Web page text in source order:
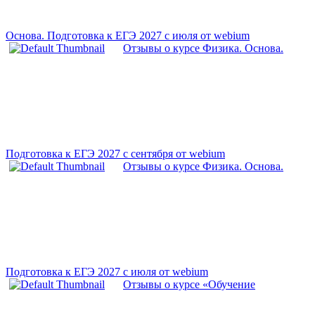
Основа. Подготовка к ЕГЭ 2027 с июля от webium
Отзывы о курсе Физика. Основа.
Подготовка к ЕГЭ 2027 с сентября от webium
Отзывы о курсе Физика. Основа.
Подготовка к ЕГЭ 2027 с июля от webium
Отзывы о курсе «Обучение